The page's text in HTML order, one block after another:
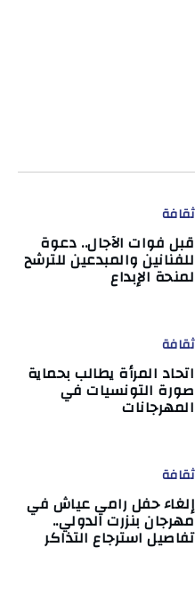
ثقافة
قبل فوات الآجال.. دعوة
للفنانين والمبدعين للترشح
لمنحة الإبداع
ثقافة
اتحاد المرأة يطالب بحماية
صورة التونسيات في
المهرجانات
ثقافة
إلغاء حفل رامي عياش في
مهرجان بنزرت الدولي..
تفاصيل استرجاع التذاكر